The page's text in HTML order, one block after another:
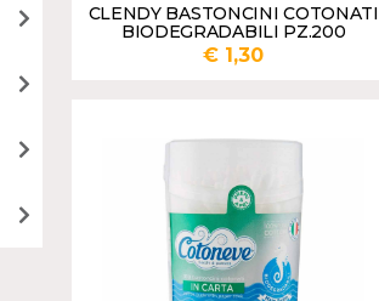
CLENDY BASTONCINI COTONATI
BIODEGRADABILI PZ.200
€ 1,30